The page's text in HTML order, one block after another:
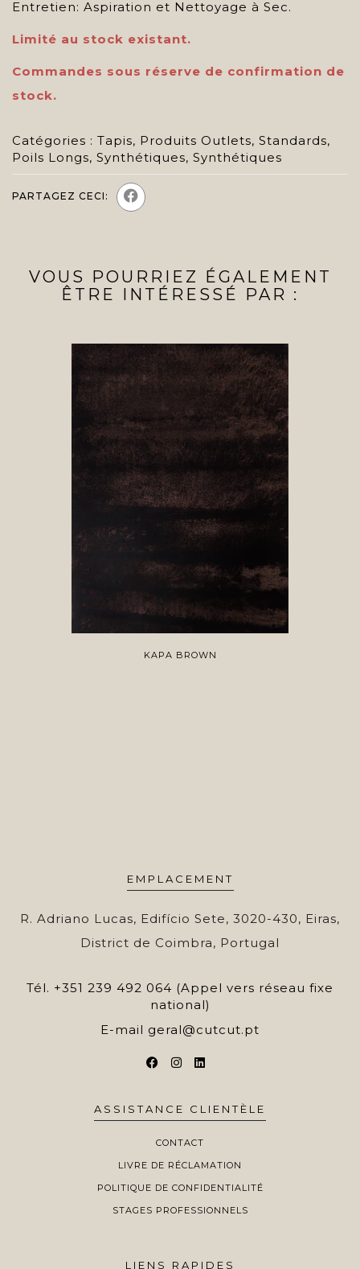
Entretien: Aspiration et Nettoyage à Sec.
Limité au stock existant.
Commandes sous réserve de confirmation de
stock.
Catégories : Tapis, Produits Outlets, Standards,
Poils Longs, Synthétiques, Synthétiques
PARTAGEZ CECI:
VOUS POURRIEZ ÉGALEMENT
ÊTRE INTÉRESSÉ PAR :
KAPA BROWN
EMPLACEMENT
R. Adriano Lucas, Edifício Sete, 3020-430, Eiras,
District de Coimbra, Portugal
Tél. +351 239 492 064 (Appel vers réseau fixe
national)
E-mail geral@cutcut.pt
ASSISTANCE CLIENTÈLE
CONTACT
LIVRE DE RÉCLAMATION
POLITIQUE DE CONFIDENTIALITÉ
STAGES PROFESSIONNELS
LIENS RAPIDES